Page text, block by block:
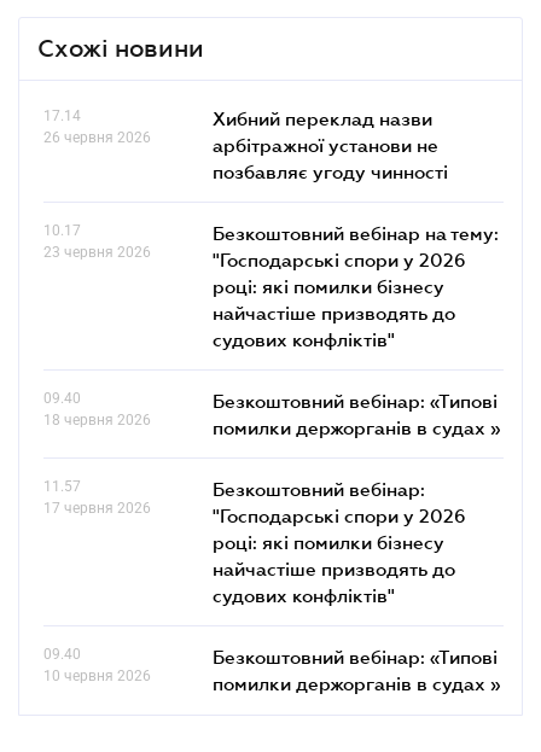
Схожі новини
17.14
26 червня 2026
Хибний переклад назви
арбітражної установи не
позбавляє угоду чинності
10.17
23 червня 2026
Безкоштовний вебінар на тему:
"Господарські спори у 2026
році: які помилки бізнесу
найчастіше призводять до
судових конфліктів"
09.40
18 червня 2026
Безкоштовний вебінар: «Типові
помилки держорганів в судах »
11.57
17 червня 2026
Безкоштовний вебінар:
"Господарські спори у 2026
році: які помилки бізнесу
найчастіше призводять до
судових конфліктів"
09.40
10 червня 2026
Безкоштовний вебінар: «Типові
помилки держорганів в судах »